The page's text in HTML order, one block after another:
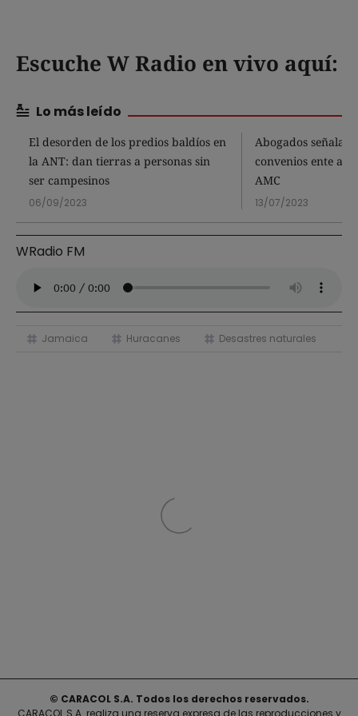
Escuche W Radio en vivo aquí:
Lo más leído
El desorden de los predios baldíos en
la ANT: dan tierras a personas sin
ser campesinos
06/09/2023
Abogados
convenios ente
AMC
13/07/2023
WRadio FM
Jamaica Huracanes Desastres naturales
© CARACOL S.A. Todos los derechos reservados.
CARACOL S.A. realiza una reserva expresa de las reproducciones y